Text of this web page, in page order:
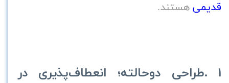
قدیمی هستند.
۱ .طراحی دوحالته؛ انعطاف‌پذیری در